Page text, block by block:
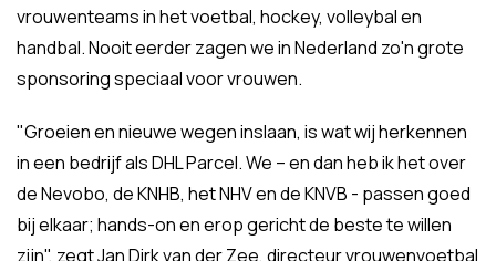
vrouwenteams in het voetbal, hockey, volleybal en
handbal. Nooit eerder zagen we in Nederland zo'n grote
sponsoring speciaal voor vrouwen.
"Groeien en nieuwe wegen inslaan, is wat wij herkennen
in een bedrijf als DHL Parcel. We – en dan heb ik het over
de Nevobo, de KNHB, het NHV en de KNVB - passen goed
bij elkaar; hands-on en erop gericht de beste te willen
zijn", zegt Jan Dirk van der Zee, directeur vrouwenvoetbal